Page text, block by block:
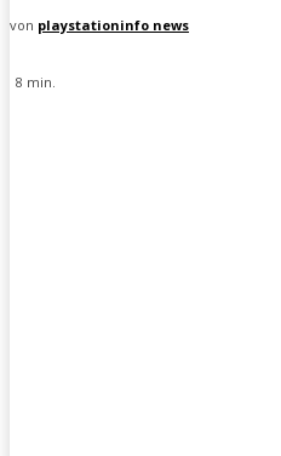
von playstationinfo news
8 min.